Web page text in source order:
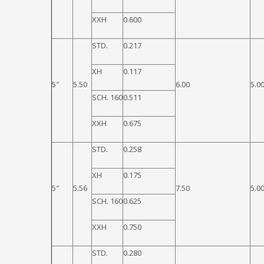
XXH 0.600
5″ 5.50
STD. 0.217
6.00 5.00
XH 0.117
SCH. 1600.511
XXH 0.675
5″ 5.56
STD. 0.258
7.50 5.00
XH 0.175
SCH. 1600.625
XXH 0.750
STD. 0.280